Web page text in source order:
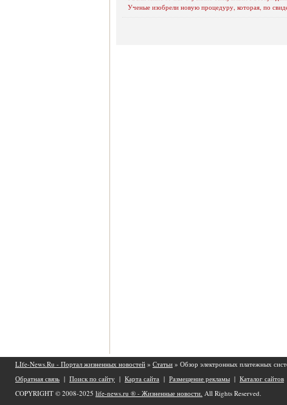
Ученые изобрели новую процедуру, которая, по
LIfe-News.Ru - Портал жизненных новостей » Статьи » Обзор электронных платежных
Обратная связь | Поиск по сайту | Карта сайта | Размещение рекламы | Каталог сайтов
COPYRIGHT © 2008-2025 life-news.ru ® - Жизненные новости. All Rights Reserved.